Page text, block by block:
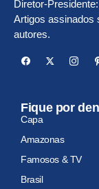
Diretor-
Artigos assinados
autores.
Fique por
Capa
Amazonas
Famosos & TV
Brasil